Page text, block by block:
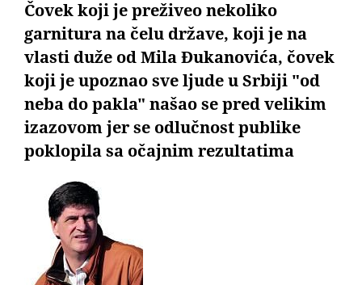
Čovek koji je preživeo nekoliko
garnitura na čelu države, koji je na
vlasti duže od Mila Đukanovića, čovek
koji je upoznao sve ljude u Srbiji "od
neba do pakla" našao se pred velikim
izazovom jer se odlučnost publike
poklopila sa očajnim rezultatima